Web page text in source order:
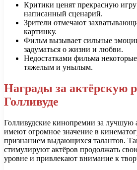
Критики ценят прекрасную
написанный сценарий.
Зрители отмечают
картинку.
Фильм вызывает сильные
задуматься о жизни и любви.
Недостатками фильма
тяжелым и унылым.
Награды за актёрскую
Голливуде
Голливудские кинопремии за лучшую
имеют огромное значение в
признанием выдающихся талантов.
стимулируют актёров продолжать
уровне и привлекают внимание к